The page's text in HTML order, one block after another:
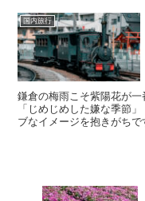
国内旅行
鎌倉の梅雨こそ紫陽花が
「じめじめした嫌な季節
ブなイメージを抱きがち